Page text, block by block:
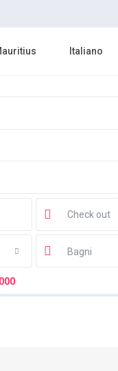
Italiano
Bagni